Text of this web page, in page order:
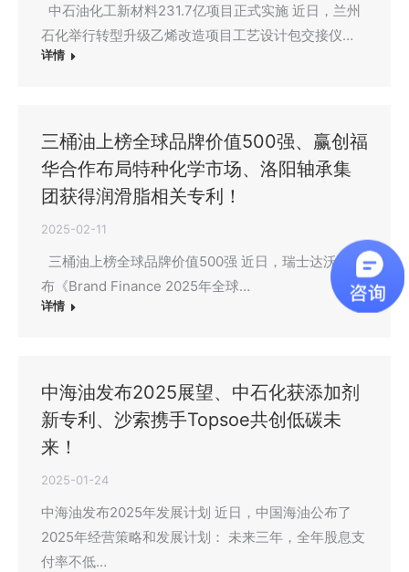
中石油化工新材料231.7亿项目正式实施 近日，兰州
石化举行转型升级乙烯改造项目工艺设计包交接仪…
详情
三桶油上榜全球品牌价值500强、赢创福
华合作布局特种化学市场、洛阳轴承集
团获得润滑脂相关专利！
2025-02-11
三桶油上榜全球品牌价值500强 近日，瑞士达沃斯发
布《Brand Finance 2025年全球…
详情
中海油发布2025展望、中石化获添加剂
新专利、沙索携手Topsoe共创低碳未
来！
2025-01-24
中海油发布2025年发展计划 近日，中国海油公布了
2025年经营策略和发展计划： 未来三年，全年股息支
付率不低…